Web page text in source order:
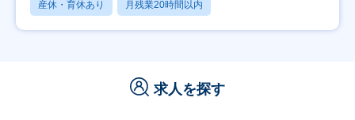
産休・育休あり 月残業20時間以内
求人を探す